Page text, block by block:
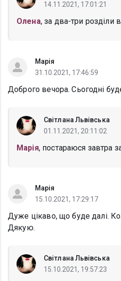
14.11.2021, 17:01:21
Олена, за два-три розділи
Марія
31.10.2021, 17:46:59
Доброго вечора. Сьогодні
Світлана Львівська
01.11.2021, 20:11:02
Марія, постараюся завтра
Марія
15.10.2021, 17:29:17
Дуже цікаво, що буде далі.
Дякую.
Світлана Львівська
15.10.2021, 19:57:23